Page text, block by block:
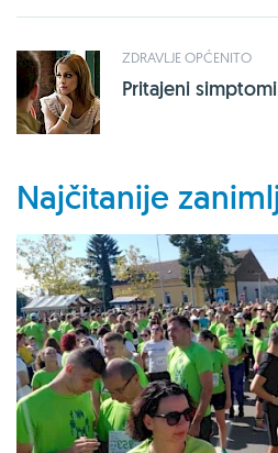
ZDRAVLJE OPĆENITO
Pritajeni
Najčitanije